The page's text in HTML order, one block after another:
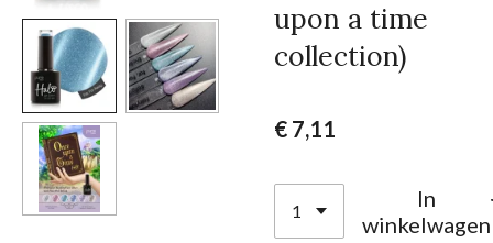
upon a time
collection)
€ 7,11
In
winkelwagen